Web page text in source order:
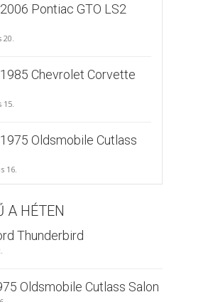
2006 Pontiac GTO LS2
1985 Chevrolet Corvette
1975 Oldsmobile Cutlass
16.
A HÉTEN
Thunderbird
Oldsmobile Cutlass Salon